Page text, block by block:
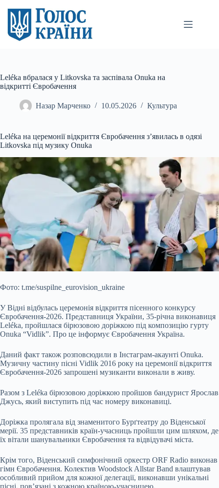
вмісту
Leléka вбралася у Litkovska та заспівала Onuka на
відкритті Євробачення
Назар Марченко 10.05.2026 Культура
Leléka на церемонії відкриття Євробачення з’явилась в одязі
Litkovska під музику Onuka
Фото: t.me/suspilne_eurovision_ukraine
У Відні відбулась церемонія відкриття пісенного конкурсу
Євробачення-2026. Представниця України, 35-річна виконавиця
Leléka, пройшлася бірюзовою доріжкою під композицію гурту
Onuka “Vidlik”. Про це інформує Євробачення Україна.
Даний факт також розповсюдили в Інстаграм-акаунті Onuka.
Музичну частину пісні Vidlik 2016 року на церемонії відкриття
Євробачення-2026 запрошені музиканти виконали в живу.
Разом з Leléka бірюзовою доріжкою пройшов бандурист Ярослав
Джусь, який виступить під час номеру виконавиці.
Доріжка пролягала від знаменитого Бурґтеатру до Віденської
мерії. 35 представників країн-учасниць пройшли цим шляхом, де
їх вітали шанувальники Євробачення та відвідувачі міста.
Крім того, Віденський симфонічний оркестр ORF Radio виконав
гімн Євробачення. Колектив Woodstock Allstar Band влаштував
особливий прийом для кожної делегації, виконавши унікальні
пісні, пов’язані з кожною країною-учасницею.